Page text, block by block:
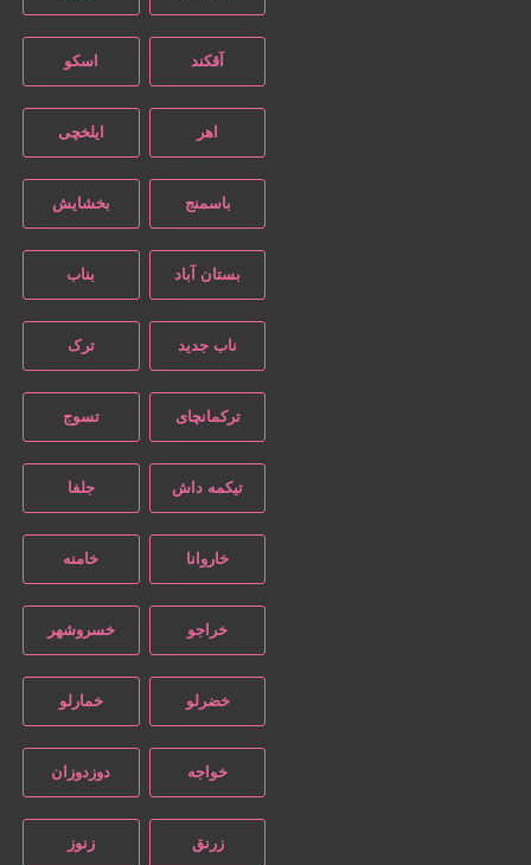
اسکو
ایلخچی
باسمنج بخشایش
بستان آباد
ناب جدید
ترکمانچای تسوج
تیکمه داش
خاروانا خامنه
خراجو خسروشهر
خضرلو خمارلو
خواجه دوزدوزان
زرنق